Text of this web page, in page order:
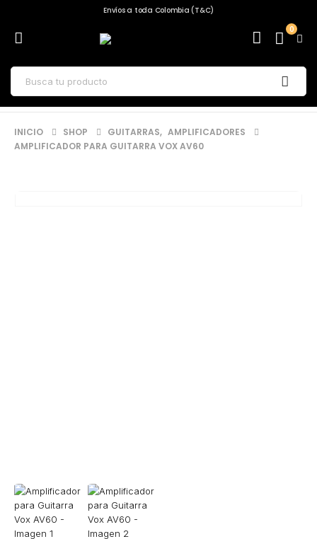
Envíos a toda Colombia (T&C)
0
INICIO SHOP GUITARRAS, AMPLIFICADORES
AMPLIFICADOR PARA GUITARRA VOX AV60